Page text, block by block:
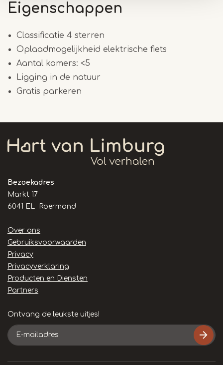
Eigenschappen
Classificatie 4 sterren
Oplaadmogelijkheid elektrische fiets
Aantal kamers: <5
Ligging in de natuur
Gratis parkeren
Bezoekadres
Markt 17
6041 EL Roermond
Handige
links
Over ons
Gebruiksvoorwaarden
Privacy
Privacyverklaring
Producten en Diensten
Partners
Ontvang de leukste uitjes!
E-
mailadres